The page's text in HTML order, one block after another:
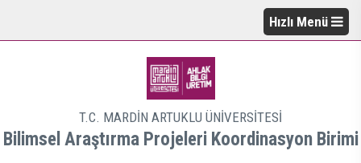
Hızlı Menü
T.C. MARDİN ARTUKLU ÜNİVERSİTESİ
Bilimsel Araştırma Projeleri Koordinasyon Birimi